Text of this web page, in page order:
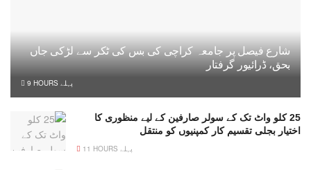
شارع فیصل پر جامعہ کراچی کی بس کی ٹکر سے لڑکی جاں
بحق، ڈرائیور گرفتار
9 HOURS پہلے
25 کلو واٹ تک کے سولر صارفین کے لیے منظوری کا
اختیار بجلی تقسیم کار کمپنیوں کو منتقل
11 HOURS پہلے